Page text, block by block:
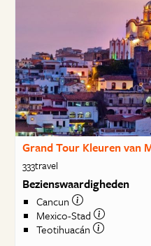
Grand Tour Kleuren van
333travel
Bezienswaardigheden
Cancun
Mexico-Stad
Teotihuacán